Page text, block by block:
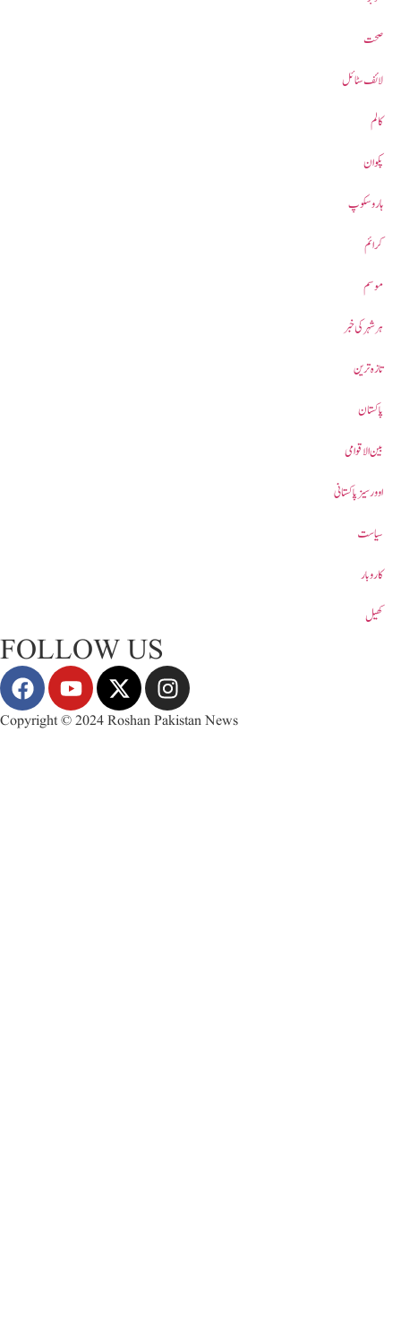
صحت
لائف سٹائل
کالم
پکوان
ہاروسکوپ
کرائم
موسم
ہر شہر کی خبر
تازہ ترین
پاکستان
بین الاقوامی
اوورسیز پاکستانی
سیاست
کاروبار
کھیل
FOLLOW US
Copyright © 2024 Roshan Pakistan News